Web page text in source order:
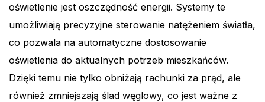
oświetlenie jest oszczędność energii. Systemy te
umożliwiają precyzyjne sterowanie natężeniem światła,
co pozwala na automatyczne dostosowanie
oświetlenia do aktualnych potrzeb mieszkańców.
Dzięki temu nie tylko obniżają rachunki za prąd, ale
również zmniejszają ślad węglowy, co jest ważne z